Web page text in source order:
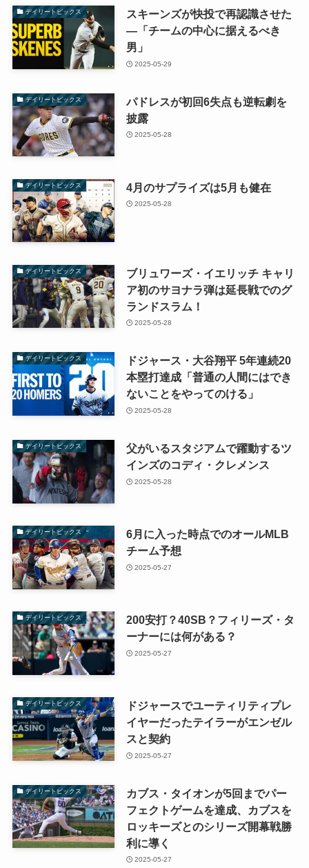
デイリートピックス
スキーンズが快投で再認識させた
―「チームの中心に据えるべき
男」
2025-05-29
デイリートピックス
パドレスが初回6失点も逆転劇を
披露
2025-05-28
デイリートピックス 4月のサプライズは5月も健在
2025-05-28
デイリートピックス
ブリュワーズ・イエリッチ キャリ
ア初のサヨナラ弾は延長戦でのグ
ランドスラム！
2025-05-28
デイリートピックス
ドジャース・大谷翔平 5年連続20
本塁打達成「普通の人間にはでき
ないことをやってのける」
2025-05-28
デイリートピックス
父がいるスタジアムで躍動するツ
インズのコディ・クレメンス
2025-05-28
デイリートピックス
6月に入った時点でのオールMLB
チーム予想
2025-05-27
デイリートピックス
200安打？40SB？フィリーズ・タ
ーナーには何がある？
2025-05-27
デイリートピックス
ドジャースでユーティリティプレ
イヤーだったテイラーがエンゼル
スと契約
2025-05-27
デイリートピックス
カブス・タイオンが5回までパー
フェクトゲームを達成、カブスを
ロッキーズとのシリーズ開幕戦勝
利に導く
2025-05-27